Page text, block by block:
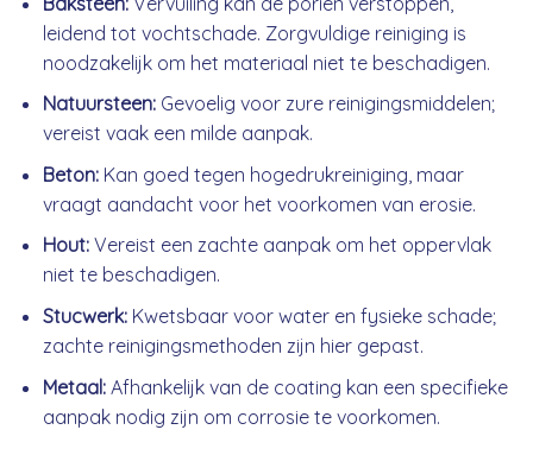
leidend tot vochtschade. Zorgvuldige reiniging is
noodzakelijk om het materiaal niet te beschadigen.
Natuursteen:Gevoelig voor zure reinigingsmiddelen;
vereist vaak een milde aanpak.
Beton:Kan goed tegen hogedrukreiniging, maar
vraagt aandacht voor het voorkomen van erosie.
Hout:Vereist een zachte aanpak om het oppervlak
niet te beschadigen.
Stucwerk:Kwetsbaar voor water en fysieke schade;
zachte reinigingsmethoden zijn hier gepast.
Metaal:Afhankelijk van de coating kan een specifieke
aanpak nodig zijn om corrosie te voorkomen.